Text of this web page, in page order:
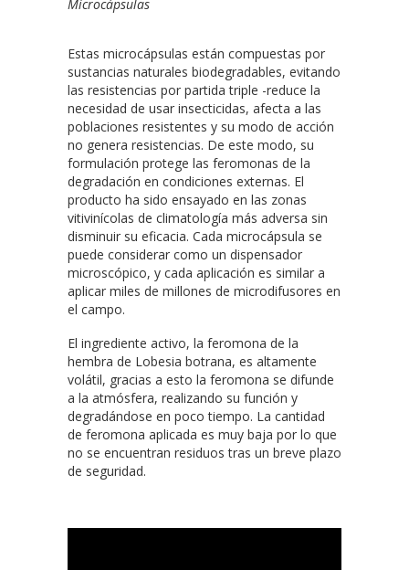
Microcápsulas
Estas microcápsulas están compuestas por
sustancias naturales biodegradables, evitando
las resistencias por partida triple -reduce la
necesidad de usar insecticidas, afecta a las
poblaciones resistentes y su modo de acción
no genera resistencias. De este modo, su
formulación protege las feromonas de la
degradación en condiciones externas. El
producto ha sido ensayado en las zonas
vitivinícolas de climatología más adversa sin
disminuir su eficacia. Cada microcápsula se
puede considerar como un dispensador
microscópico, y cada aplicación es similar a
aplicar miles de millones de microdifusores en
el campo.
El ingrediente activo, la feromona de la
hembra de Lobesia botrana, es altamente
volátil, gracias a esto la feromona se difunde
a la atmósfera, realizando su función y
degradándose en poco tiempo. La cantidad
de feromona aplicada es muy baja por lo que
no se encuentran residuos tras un breve plazo
de seguridad.